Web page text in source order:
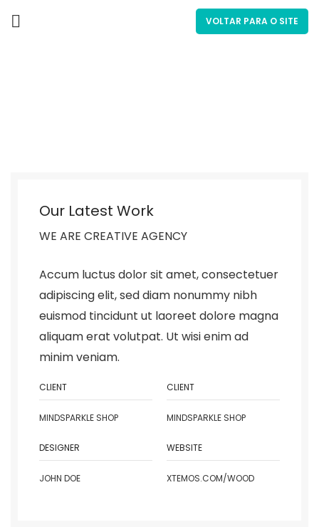
VOLTAR PARA O SITE
Our Latest Work
WE ARE CREATIVE AGENCY
Accum luctus dolor sit amet, consectetuer
adipiscing elit, sed diam nonummy nibh
euismod tincidunt ut laoreet dolore magna
aliquam erat volutpat. Ut wisi enim ad
minim veniam.
CLIENT
MINDSPARKLE SHOP
CLIENT
MINDSPARKLE SHOP
DESIGNER
JOHN DOE
WEBSITE
XTEMOS.COM/WOOD